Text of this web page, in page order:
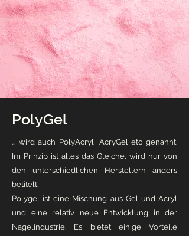
PolyGel
... wird auch PolyAcryl, AcryGel etc genannt.
Im Prinzip ist alles das Gleiche, wird nur von
den unterschiedlichen Herstellern anders
betitelt.
Polygel ist eine Mischung aus Gel und Acryl
und eine relativ neue Entwicklung in der
Nagelindustrie. Es bietet einige Vorteile